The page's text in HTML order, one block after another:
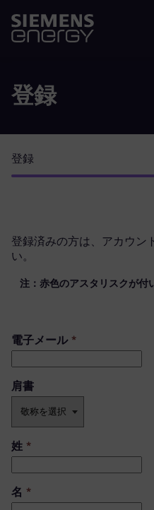
登録
登録
登録済みの方は、 アカウン
い。
注：赤色のアスタリスクが付
電子メール*
肩書 ​
姓 *
名 *